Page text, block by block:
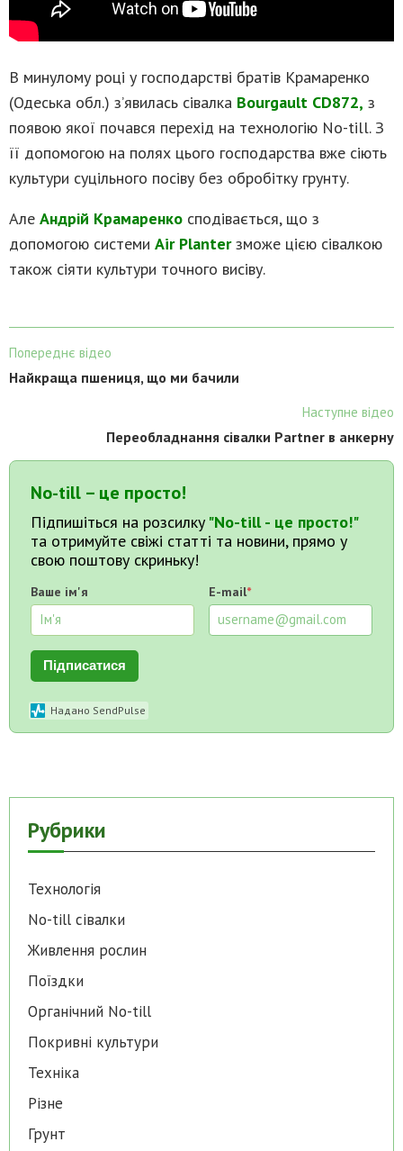
В минулому році у господарстві братів Крамаренко
(Одеська обл.) з’явилась сівалка Bourgault CD872, з
появою якої почався перехід на технологію No-till. З
її допомогою на полях цього господарства вже сіють
культури суцільного посіву без обробітку грунту.
Але Андрій Крамаренко сподівається, що з
допомогою системи Air Planterзможе цією сівалкою
також сіяти культури точного висіву.
Попереднє відео
Найкраща пшениця, що ми бачили
Наступне відео
Переобладнання сівалки Partner в анкерну
No-till – це просто!
Підпишіться на розсилку "No-till - це просто!"
та отримуйте свіжі статті та новини, прямо у
свою поштову скриньку!
Ваше ім'я E-mail*
Підписатися
Надано SendPulse
Рубрики
Технологія
No-till cівалки
Живлення рослин
Поїздки
Органічний No-till
Покривні культури
Техніка
Різне
Грунт